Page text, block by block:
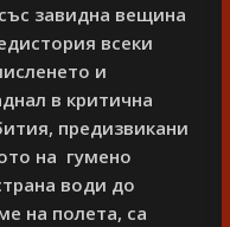
завидна вещина
всеки
и
в критична
предизвикани
на гумено
води до
на полета, са